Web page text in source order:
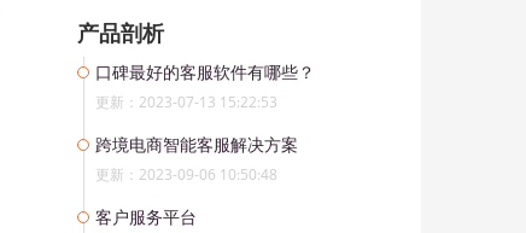
产品剖析
口碑最好的客服软件有哪些？
更新：2023-07-13 15:22:53
跨境电商智能客服解决方案
更新：2023-09-06 10:50:48
客户服务平台